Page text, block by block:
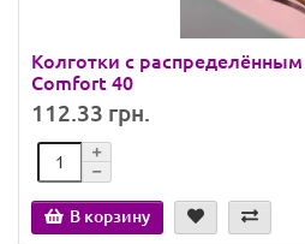
Колготки с
Comfort 40
112.33 грн.
В корзину